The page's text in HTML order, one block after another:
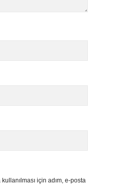
için adım, e-posta